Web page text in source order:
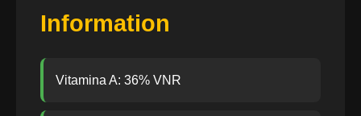
Information
Vitamina A: 36% VNR